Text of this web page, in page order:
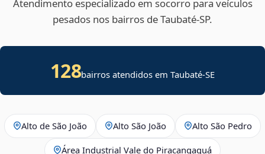
Atendimento especializado em socorro para veículos
pesados nos bairros de Taubaté‑SP.
128bairros atendidos emTaubaté-SE
Alto de São João Alto São João Alto São Pedro
Área Industrial Vale do Piracangaguá